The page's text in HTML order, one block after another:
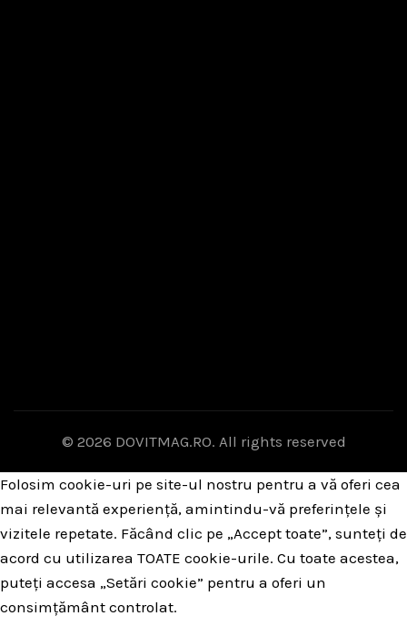
© 2026 DOVITMAG.RO. All rights reserved
Folosim cookie-uri pe site-ul nostru pentru a vă oferi cea
mai relevantă experiență, amintindu-vă preferințele și
vizitele repetate. Făcând clic pe „Accept toate”, sunteți de
acord cu utilizarea TOATE cookie-urile. Cu toate acestea,
puteți accesa „Setări cookie” pentru a oferi un
consimțământ controlat.